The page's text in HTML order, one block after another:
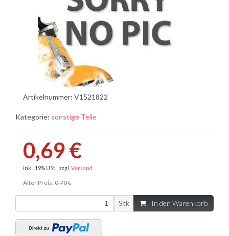
Artikelnummer: V1521822
Kategorie: sonstige Teile
0,69 €
inkl. 19% USt. , zzgl. Versand
Alter Preis: 0,70 €
Stk In den Warenkorb